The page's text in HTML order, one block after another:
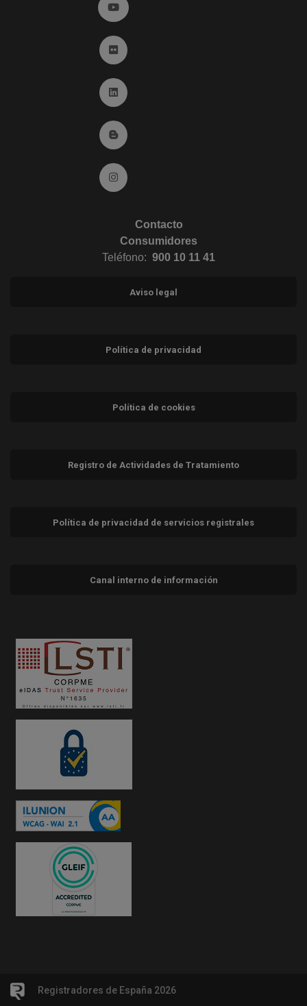
Ir a YouTube (abre en ventana nueva)
Ir a Flickr (abre en ventana nueva)
Ir a Linkedin (abre en ventana nueva)
Ir al Blog (abre en ventana nueva)
Ir a Instagram (abre en ventana nueva)
Contacto
Consumidores
Teléfono: 900 10 11 41
Aviso legal
Política de privacidad
Política de cookies
Registro de Actividades de Tratamiento
Política de privacidad de servicios registrales
Canal interno de información
Registradores de España 2026